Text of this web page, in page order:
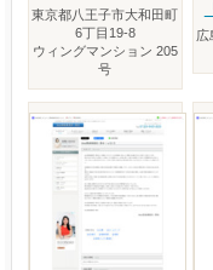
東京都八王子市大和田町
6丁目19-8
ウィングマンション 205
号
広